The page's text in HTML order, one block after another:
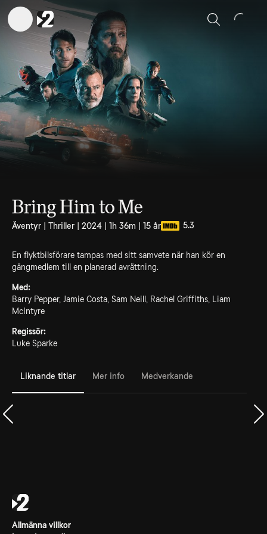
Sök
Bring Him to Me
Äventyr | Thriller | 2024 | 1h 36m | 15 år 5.3
En flyktbilsförare tampas med sitt samvete när han kör en
gängmedlem till en planerad avrättning.
Med:
Barry Pepper, Jamie Costa, Sam Neill, Rachel Griffiths, Liam
McIntyre
Regissör:
Luke Sparke
Liknande titlar Mer info Medverkande
Allmänna villkor